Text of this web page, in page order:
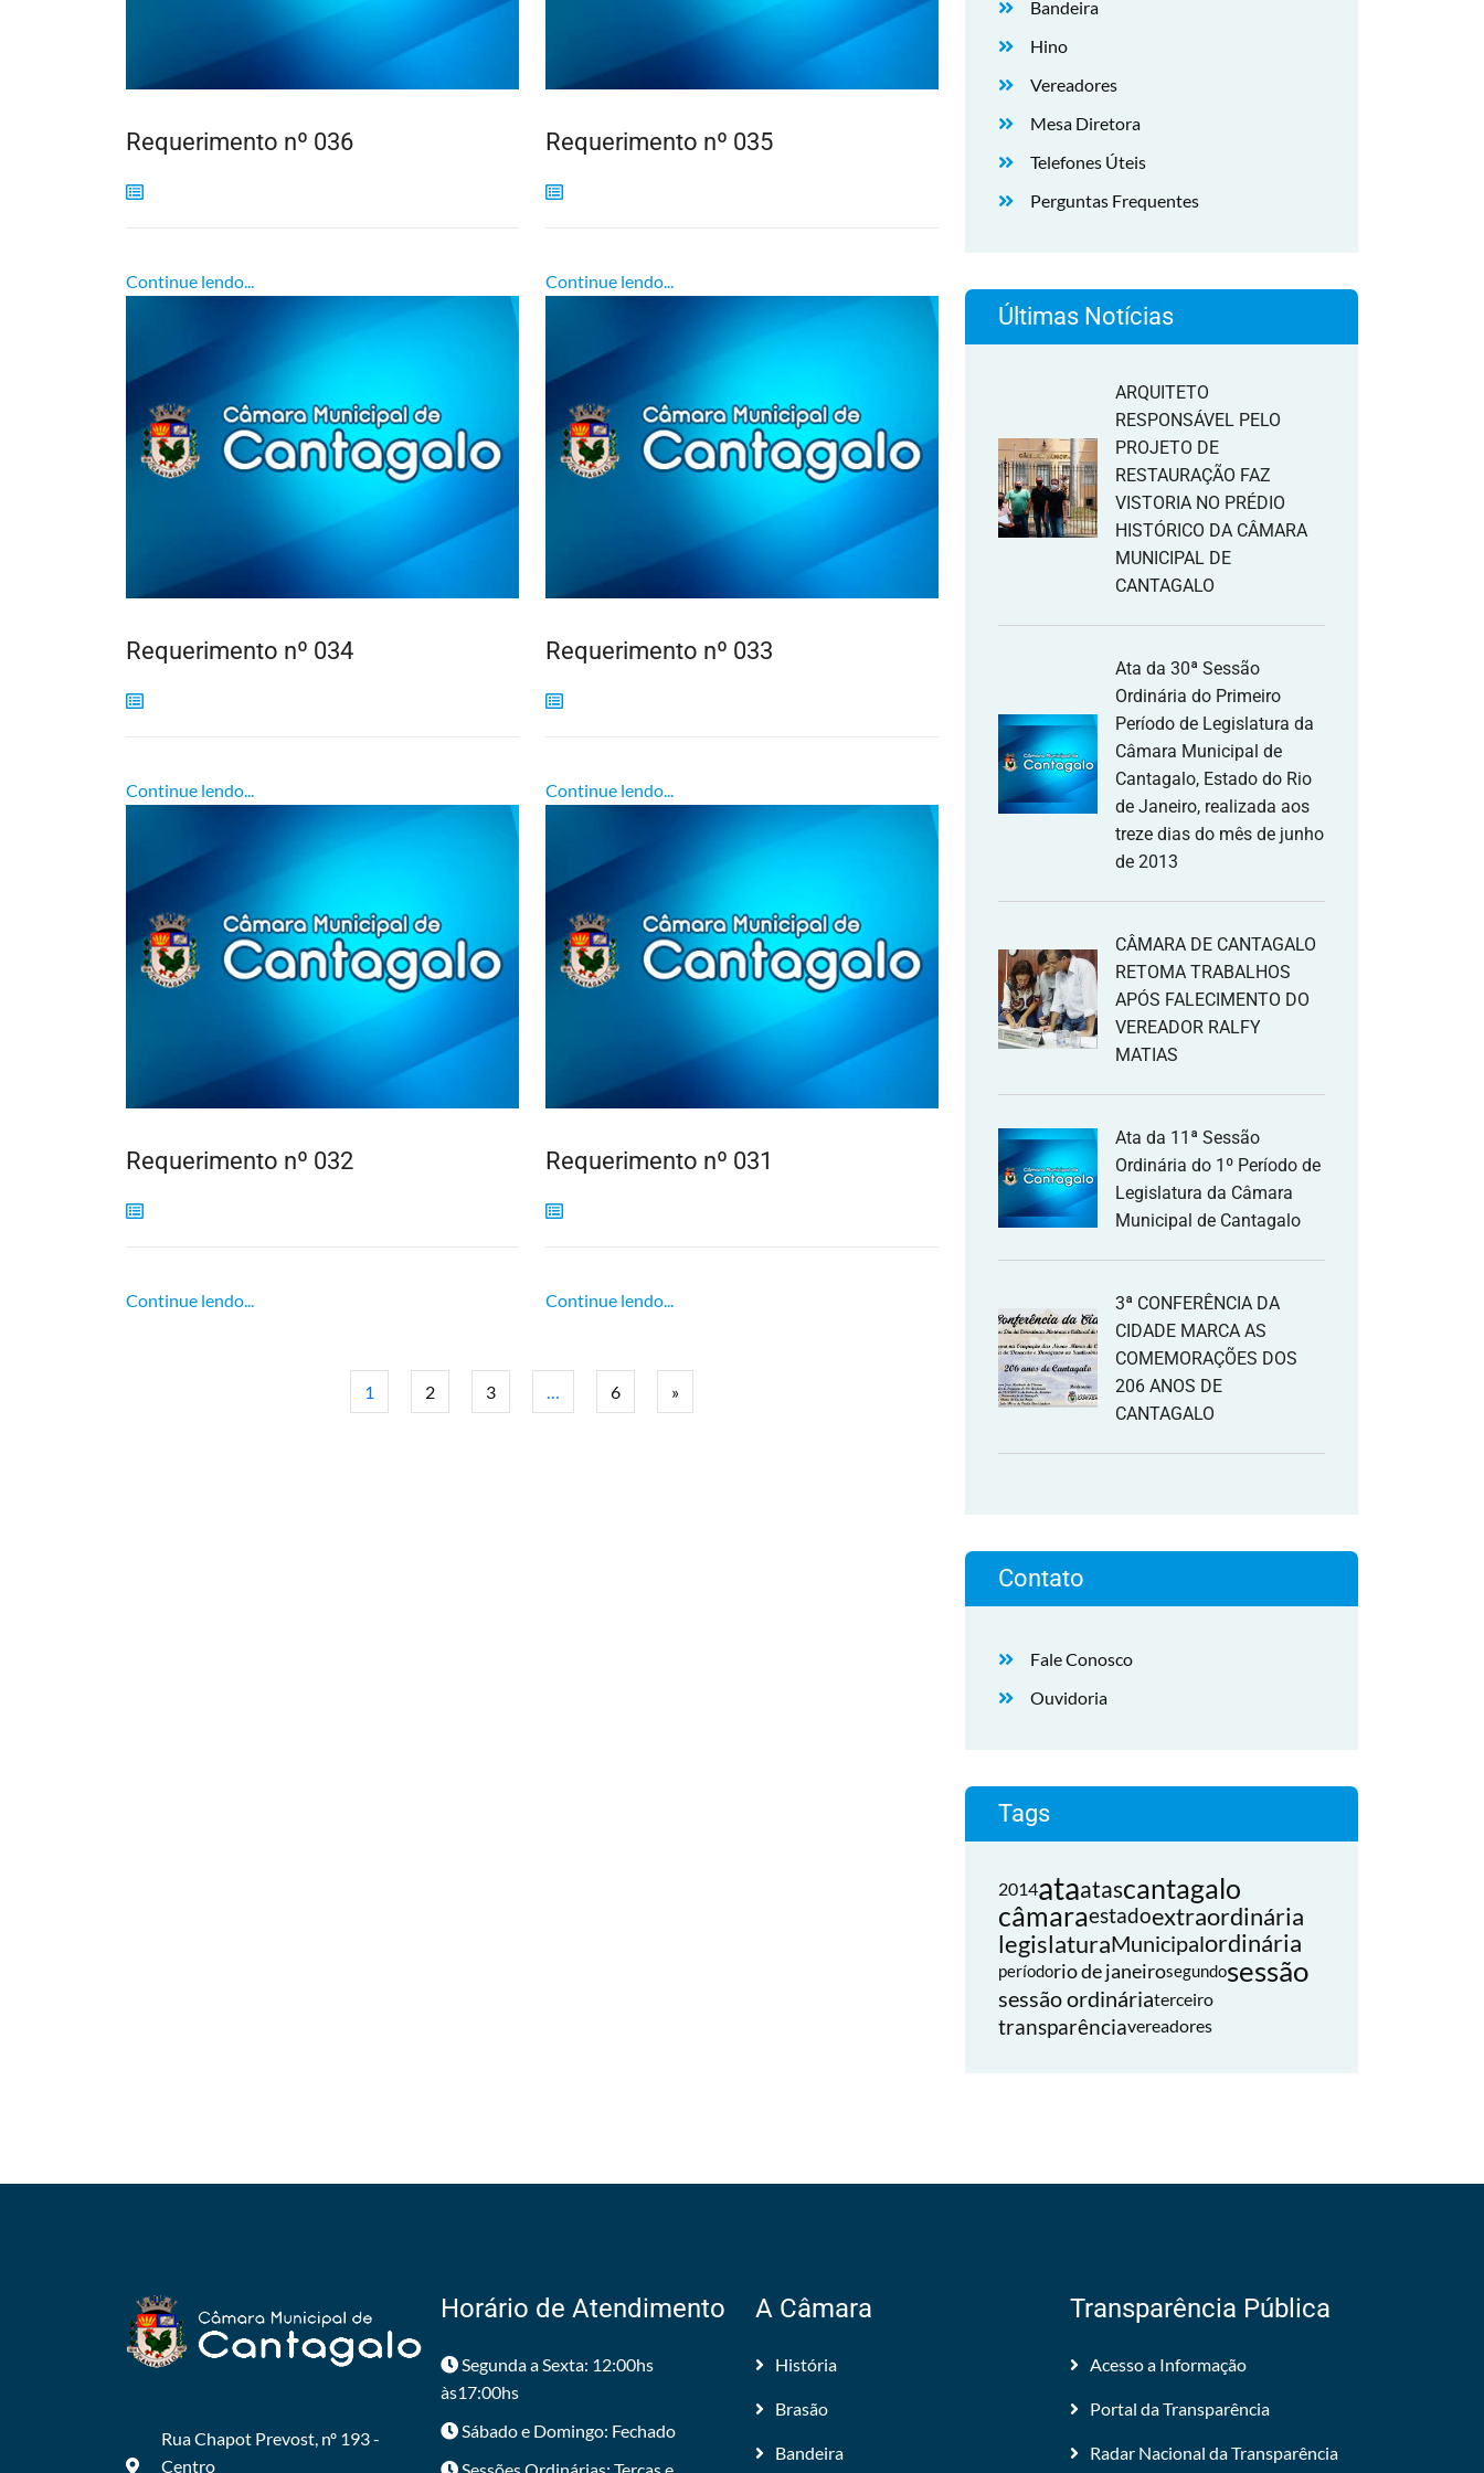
Requerimento nº 036
Continue lendo...
Requerimento nº 035
Continue lendo...
Requerimento nº 034
Continue lendo...
Requerimento nº 033
Continue lendo...
Requerimento nº 032
Continue lendo...
Requerimento nº 031
Continue lendo...
1 2 3 … 6 »
Bandeira
Hino
Vereadores
Mesa Diretora
Telefones Úteis
Perguntas Frequentes
Últimas Notícias
ARQUITETO
RESPONSÁVEL PELO
PROJETO DE
RESTAURAÇÃO FAZ
VISTORIA NO PRÉDIO
HISTÓRICO DA CÂMARA
MUNICIPAL DE
CANTAGALO
Ata da 30ª Sessão
Ordinária do Primeiro
Período de Legislatura da
Câmara Municipal de
Cantagalo, Estado do Rio
de Janeiro, realizada aos
treze dias do mês de junho
de 2013
CÂMARA DE CANTAGALO
RETOMA TRABALHOS
APÓS FALECIMENTO DO
VEREADOR RALFY
MATIAS
Ata da 11ª Sessão
Ordinária do 1º Período de
Legislatura da Câmara
Municipal de Cantagalo
3ª CONFERÊNCIA DA
CIDADE MARCA AS
COMEMORAÇÕES DOS
206 ANOS DE
CANTAGALO
Contato
Fale Conosco
Ouvidoria
Tags
2014ataatascantagalo
câmaraestadoextraordinária
legislaturaMunicipalordinária
períodorio de janeirosegundosessão
sessão ordináriaterceiro
transparênciavereadores
Rua Chapot Prevost, nº 193 -
Centro
Horário de Atendimento
Segunda a Sexta: 12:00hs
às17:00hs
Sábado e Domingo: Fechado
A Câmara
História
Brasão
Bandeira
Transparência Pública
Acesso a Informação
Portal da Transparência
Radar Nacional da Transparência